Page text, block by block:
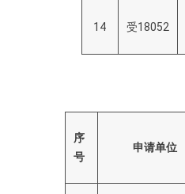
14 受18052
序
号
申请单位